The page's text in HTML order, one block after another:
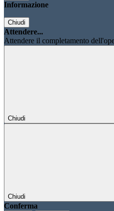
Informazione
Chiudi
Attendere...
Attendere il completamento
Chiudi
Chiudi
Conferma